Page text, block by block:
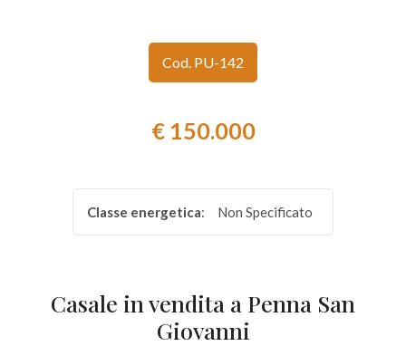
Cod. PU-142
€ 150.000
Classe energetica: Non Specificato
Casale in vendita a Penna San
Giovanni
multiscelta